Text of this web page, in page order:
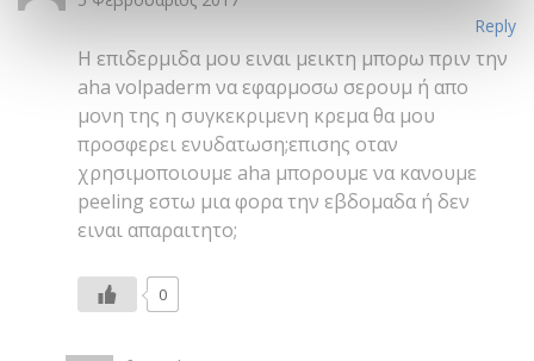
5 Φεβρουάριος 2017
Η επιδερμιδα μου ειναι μεικτη μπορω πριν την
aha volpaderm να εφαρμοσω σερουμ ή απο
μονη της η συγκεκριμενη κρεμα θα μου
προσφερει ενυδατωση;επισης οταν
χρησιμοποιουμε aha μπορουμε να κανουμε
ειναι απαραιτητο;